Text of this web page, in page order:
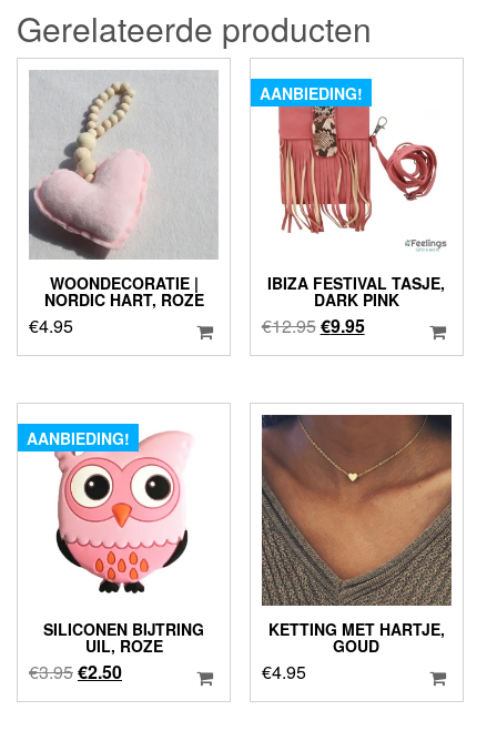
Gerelateerde producten
WOONDECORATIE |
NORDIC HART, ROZE
€4.95
AANBIEDING!
IBIZA FESTIVAL TASJE,
DARK PINK
€12.95Oorspronkelijke
prijs
€12.95.
€9.95Huidige
prijs
€9.95.
AANBIEDING!
SILICONEN BIJTRING
UIL, ROZE
€3.95Oorspronkelijke
prijs
€2.50Huidige
prijs
KETTING MET HARTJE,
GOUD
€4.95